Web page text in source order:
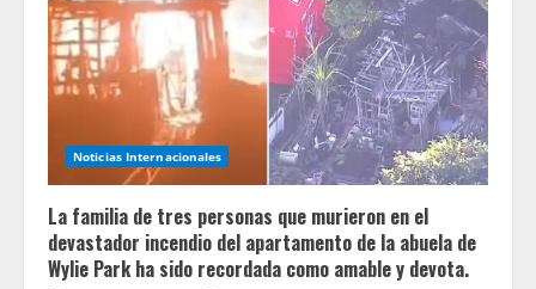
Noticias Internacionales
La familia de tres personas que murieron en el
devastador incendio del apartamento de la abuela de
Wylie Park ha sido recordada como amable y devota.